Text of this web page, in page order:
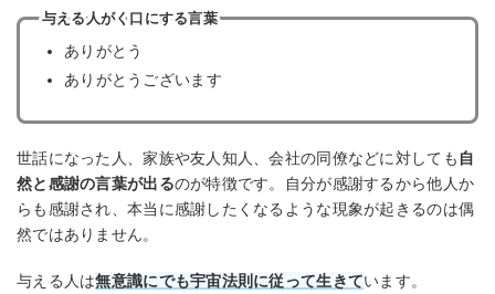
与える人がく口にする言葉
ありがとう
ありがとうございます
世話になった人、家族や友人知人、会社の同僚などに対しても 自
然と感謝の言葉が出るのが特徴です。自分が感謝するから他人か
らも感謝され、本当に感謝したくなるような現象が起きるのは偶
然ではありません。
与える人は無意識にでも宇宙法則に従って生きています。